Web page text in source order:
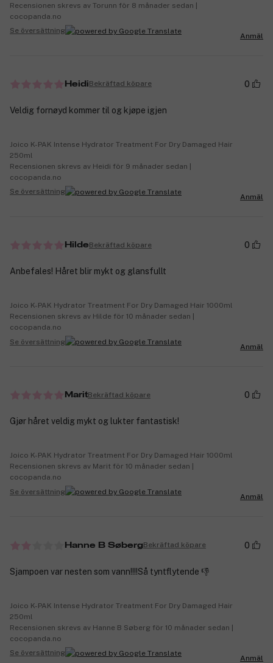
Recensionen skrevs av Torunn för 8 månader sedan |
cocopanda.no
Se översättning
Anmäl
HeidiBekräftad köpare 0
Veldig fornøyd kommer til og kjøpe igjen
Joico K-PAK Intense Hydrator Treatment For Dry Damaged Hair
250ml
Recensionen skrevs av Heidi för 9 månader sedan |
cocopanda.no
Se översättning
Anmäl
HildeBekräftad köpare 0
Anbefales! Håret blir mykt og glansfullt
Joico K-PAK Hydrator Treatment For Dry Damaged Hair 1000ml
Recensionen skrevs av Hilde för 10 månader sedan |
cocopanda.no
Se översättning
Anmäl
MaritBekräftad köpare 0
Gjør håret veldig mykt og lukter fantastisk!
Joico K-PAK Hydrator Treatment For Dry Damaged Hair 1000ml
Recensionen skrevs av Marit för 10 månader sedan |
cocopanda.no
Se översättning
Anmäl
Hanne B SøbergBekräftad köpare 0
Sjampoen var nesten som vann!!!!Så tyntflytende 👎
Joico K-PAK Intense Hydrator Treatment For Dry Damaged Hair
250ml
Recensionen skrevs av Hanne B Søberg för 10 månader sedan |
cocopanda.no
Se översättning
Anmäl